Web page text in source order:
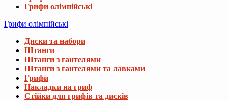
Грифи олімпійські
Грифи олімпійські
Диски та набори
Штанги
Штанги з гантелями
Штанги з гантелями та лавками
Грифи
Накладки на гриф
Стійки для грифів та дисків